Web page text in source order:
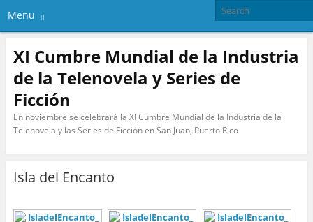
Menu
XI Cumbre Mundial de la Industria
de la Telenovela y Series de
Ficción
En noviembre se celebrará la XI Cumbre Mundial de la Industria de la
Telenovela y las Series de Ficción en San Juan, Puerto Rico
Isla del Encanto